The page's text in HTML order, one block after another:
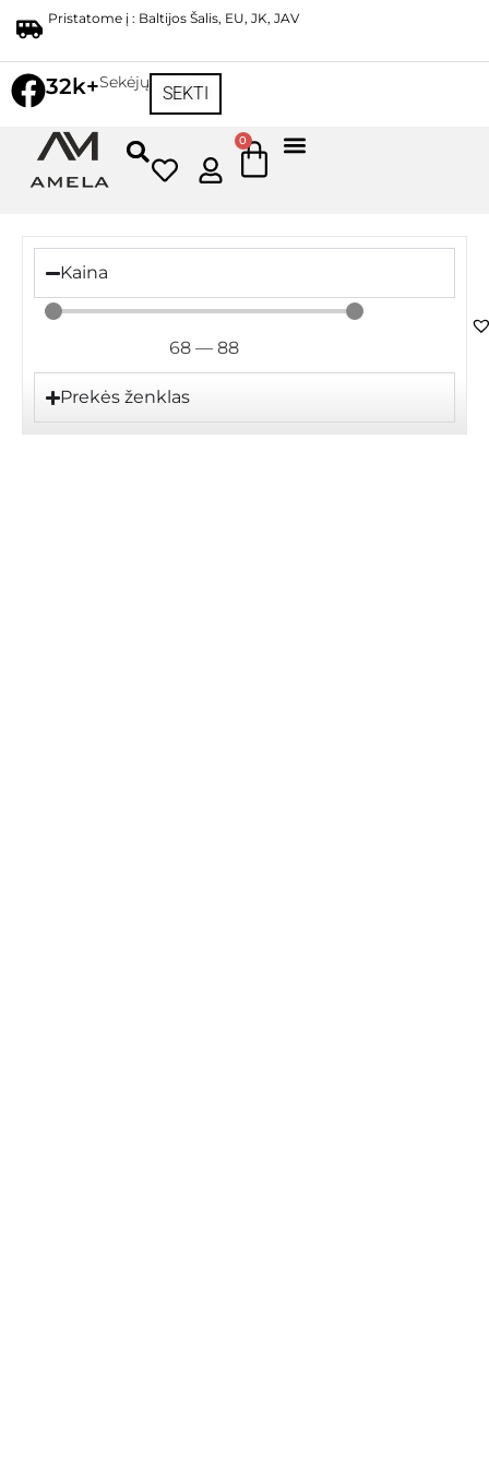
Pristatome į : Baltijos Šalis, EU, JK, JAV
32k+Sekėjų
SEKTI
0
Kaina
68 —88
Prekės ženklas